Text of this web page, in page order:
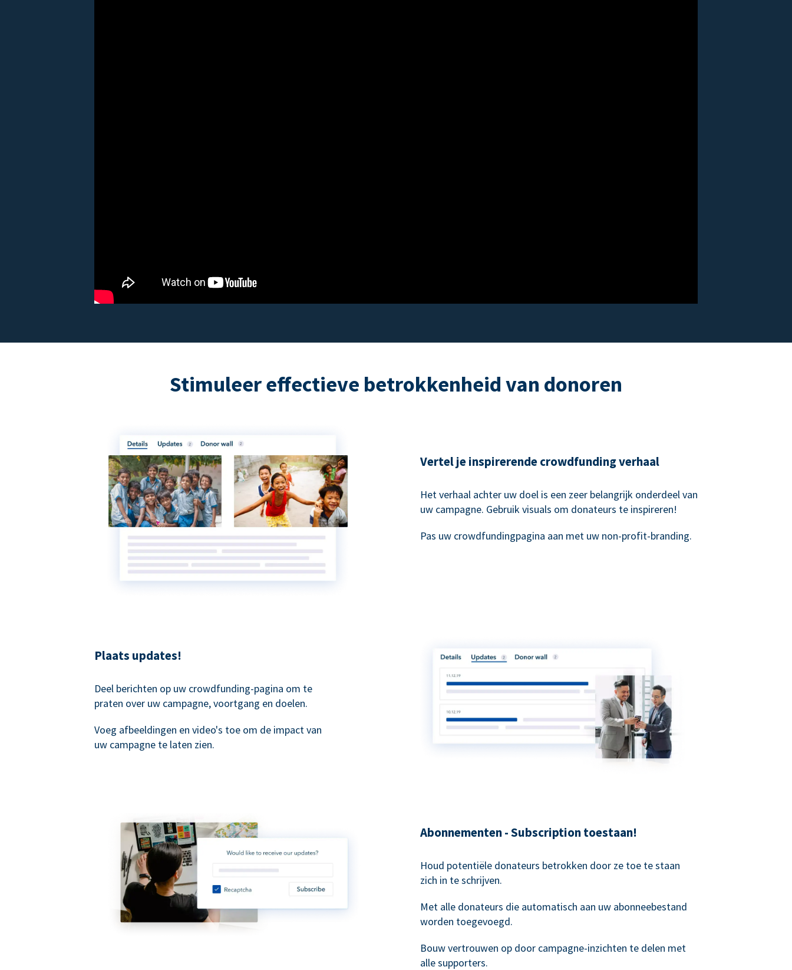
Stimuleer effectieve betrokkenheid van donoren
Vertel je inspirerende crowdfunding verhaal
Het verhaal achter uw doel is een zeer belangrijk onderdeel van
uw campagne. Gebruik visuals om donateurs te inspireren!
Pas uw crowdfundingpagina aan met uw non-profit-branding.
Plaats updates!
Deel berichten op uw crowdfunding-pagina om te
praten over uw campagne, voortgang en doelen.
Voeg afbeeldingen en video's toe om de impact van
uw campagne te laten zien.
Abonnementen - Subscription toestaan!
Houd potentiële donateurs betrokken door ze toe te staan
zich in te schrijven.
Met alle donateurs die automatisch aan uw abonneebestand
worden toegevoegd.
Bouw vertrouwen op door campagne-inzichten te delen met
alle supporters.